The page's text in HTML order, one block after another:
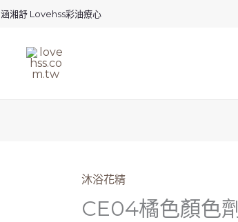
涵湘舒 Lovehss彩油療心
沐浴花精
CE04橘色顏色劑